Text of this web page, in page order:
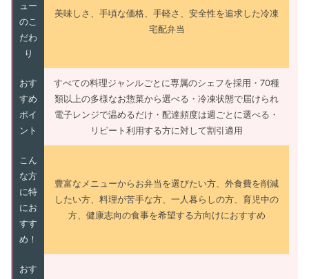
ュー
のこ
だわ
り
美味しさ、手頃な価格、手軽さ、安全性を追求した冷凍
宅配弁当
おす
すめ
ポイ
ント
すべての料理ジャンルごとに専属のシェフを採用・70種
類以上の多様なお惣菜から選べる・冷凍状態で届けられ
電子レンジで温めるだけ・配達頻度は週ごとに選べる・
リピート利用する方に対して割引適用
こん
な方
に特
にお
すす
め！
豊富なメニューからお弁当を選びたい方、外食費を削減
したい方、料理が苦手な方、一人暮らしの方、育児中の
方、健康志向の食事を希望する方向けにおすすめ
おす